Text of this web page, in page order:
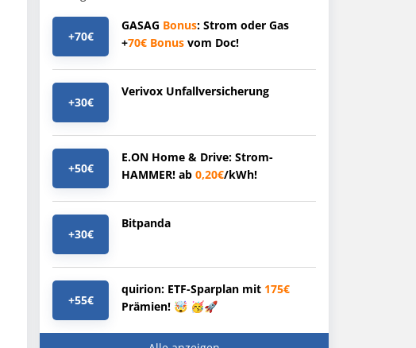
+70€
GASAG Bonus: Strom oder Gas
+70€ Bonus vom Doc!
+30€
Verivox Unfallversicherung
+50€
E.ON Home & Drive: Strom-
HAMMER! ab 0,20€/kWh!
+30€
Bitpanda
+55€
quirion: ETF-Sparplan mit 175€
Prämien! 🤯 🥳🚀